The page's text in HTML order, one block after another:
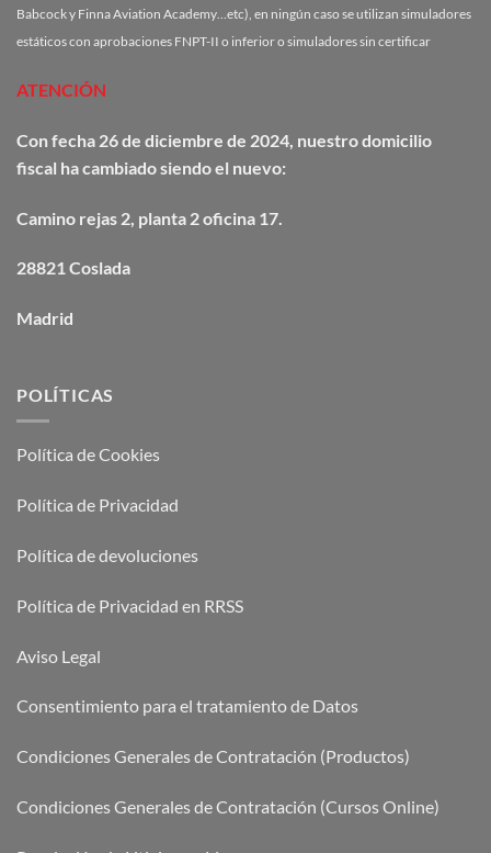
Babcock y Finna Aviation Academy…etc), en ningún caso se utilizan simuladores
estáticos con aprobaciones FNPT-II o inferior o simuladores sin certificar
ATENCIÓN
Con fecha 26 de diciembre de 2024, nuestro domicilio
fiscal ha cambiado siendo el nuevo:
Camino rejas 2, planta 2 oficina 17.
28821 Coslada
Madrid
POLÍTICAS
Política de Cookies
Política de Privacidad
Política de devoluciones
Política de Privacidad en RRSS
Aviso Legal
Consentimiento para el tratamiento de Datos
Condiciones Generales de Contratación (Productos)
Condiciones Generales de Contratación (Cursos Online)